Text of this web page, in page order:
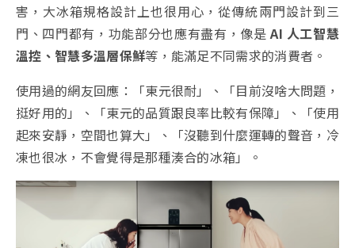
害，大冰箱規格設計上也很用心，從傳統兩門設計到三
門、四門都有，功能部分也應有盡有，像是AI 人工智慧
溫控、智慧多溫層保鮮等，能滿足不同需求的消費者。
使用過的網友回應：「東元很耐」、「目前沒啥大問題，
挺好用的」、「東元的品質跟良率比較有保障」、「使用
起來安靜，空間也算大」、「沒聽到什麼運轉的聲音，冷
凍也很冰，不會覺得是那種湊合的冰箱」。